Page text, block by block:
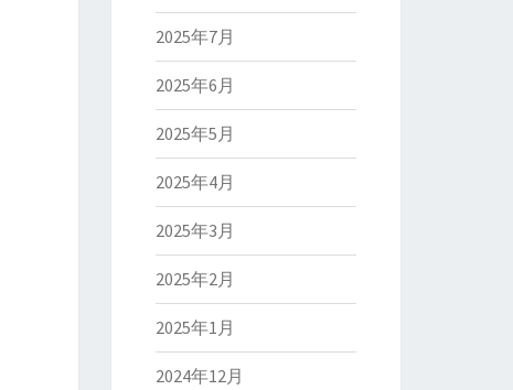
2025年7月
2025年6月
2025年5月
2025年4月
2025年3月
2025年2月
2025年1月
2024年12月